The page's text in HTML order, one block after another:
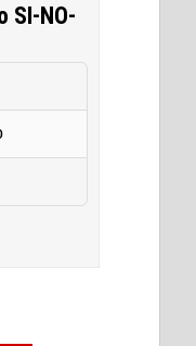
SI-NO-